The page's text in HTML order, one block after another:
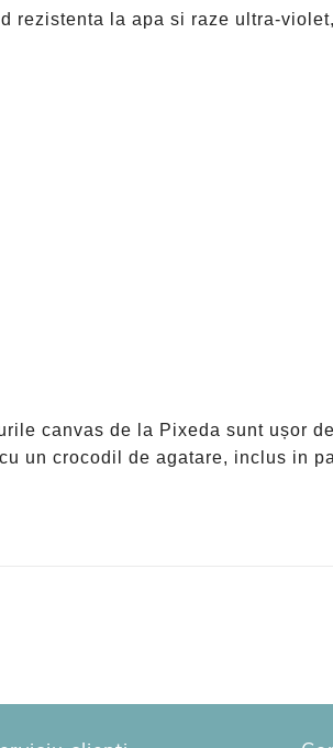
rezistenta la apa si raze ultra-
canvas de la Pixeda sunt ușor
un crocodil de agatare, inclus in